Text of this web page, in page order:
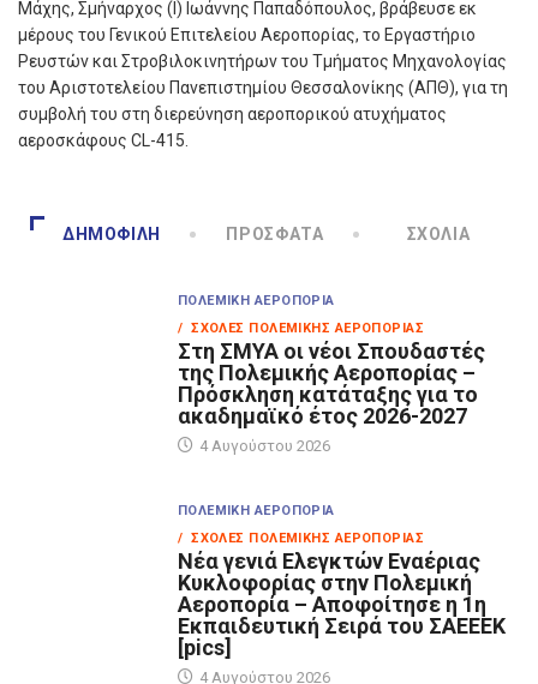
Μάχης, Σμήναρχος (Ι) Ιωάννης Παπαδόπουλος, βράβευσε εκ
μέρους του Γενικού Επιτελείου Αεροπορίας, το Εργαστήριο
Ρευστών και Στροβιλοκινητήρων του Τμήματος Μηχανολογίας
του Αριστοτελείου Πανεπιστημίου Θεσσαλονίκης (ΑΠΘ), για τη
συμβολή του στη διερεύνηση αεροπορικού ατυχήματος
αεροσκάφους CL-415.
ΔΗΜΟΦΙΛΉ ΠΡΌΣΦΑΤΑ ΣΧΌΛΙΑ
ΠΟΛΕΜΙΚΉ ΑΕΡΟΠΟΡΊΑ
/ ΣΧΟΛΈΣ ΠΟΛΕΜΙΚΉΣ ΑΕΡΟΠΟΡΊΑΣ
Στη ΣΜΥΑ οι νέοι Σπουδαστές
της Πολεμικής Αεροπορίας –
Πρόσκληση κατάταξης για το
ακαδημαϊκό έτος 2026-2027
4 Αυγούστου 2026
ΠΟΛΕΜΙΚΉ ΑΕΡΟΠΟΡΊΑ
/ ΣΧΟΛΈΣ ΠΟΛΕΜΙΚΉΣ ΑΕΡΟΠΟΡΊΑΣ
Νέα γενιά Ελεγκτών Εναέριας
Κυκλοφορίας στην Πολεμική
Αεροπορία – Αποφοίτησε η 1η
Εκπαιδευτική Σειρά του ΣΑΕΕΕΚ
[pics]
4 Αυγούστου 2026